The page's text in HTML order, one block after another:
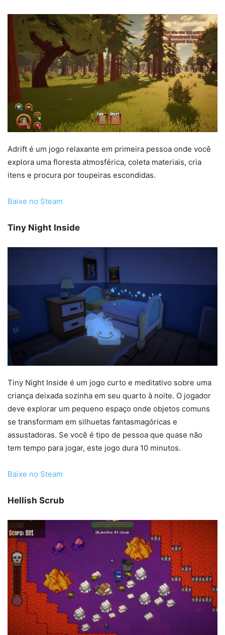
Adrift é um jogo relaxante em primeira pessoa onde você
explora uma floresta atmosférica, coleta materiais, cria
itens e procura por toupeiras escondidas.
Baixe no Steam
Tiny Night Inside
Tiny Night Inside é um jogo curto e meditativo sobre uma
criança deixada sozinha em seu quarto à noite. O jogador
deve explorar um pequeno espaço onde objetos comuns
se transformam em silhuetas fantasmagóricas e
assustadoras. Se você é tipo de pessoa que quase não
tem tempo para jogar, este jogo dura 10 minutos.
Baixe no Steam
Hellish Scrub